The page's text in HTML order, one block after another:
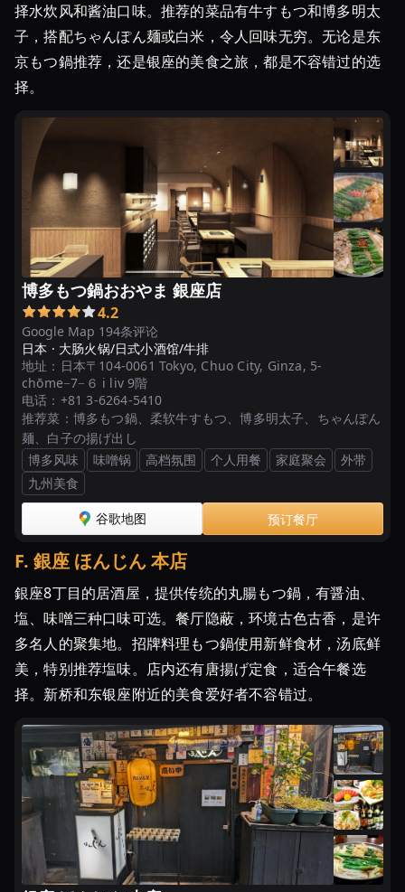
择水炊风和酱油口味。推荐的菜品有牛すもつ和博多明太
子，搭配ちゃんぽん麺或白米，令人回味无穷。无论是东
京もつ鍋推荐，还是银座的美食之旅，都是不容错过的选
择。
博多もつ鍋おおやま 銀座店
Google Map 194条评论
4.2
日本 · 大肠火锅/日式小酒馆/牛排
地址： 日本〒104-0061 Tokyo, Chuo City, Ginza, 5-
chōme−7−６ i liv 9階
电话： +81 3-6264-5410
推荐菜： 博多もつ鍋、柔软牛すもつ、博多明太子、ちゃんぽん
麺、白子の揚げ出し
博多风味
味噌锅 高档氛围 个人用餐 家庭聚会
外带
九州美食
谷歌地图 预订餐厅
F. 銀座 ほんじん 本店
銀座8丁目的居酒屋，提供传统的丸腸もつ鍋，有醤油、
塩、味噌三种口味可选。餐厅隐蔽，环境古色古香，是许
多名人的聚集地。招牌料理もつ鍋使用新鲜食材，汤底鲜
美，特别推荐塩味。店内还有唐揚げ定食，适合午餐选
择。新桥和东银座附近的美食爱好者不容错过。